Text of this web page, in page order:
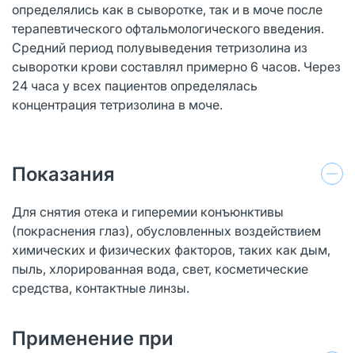
определялись как в сыворотке, так и в моче после
терапевтического офтальмологического введения.
Средний период полувыведения тетризолина из
сыворотки крови составлял примерно 6 часов. Через
24 часа у всех пациентов определялась
концентрация тетризолина в моче.
Показания
Для снятия отека и гиперемии конъюнктивы
(покраснения глаз), обусловленных воздействием
химических и физических факторов, таких как дым,
пыль, хлорированная вода, свет, косметические
средства, контактные линзы.
Применение при